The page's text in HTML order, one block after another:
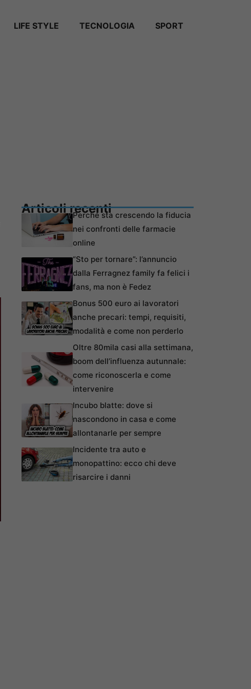
LIFE STYLE TECNOLOGIA SPORT
Articoli recentiPerché sta crescendo la fiducia
nei confronti delle farmacie
online
“Sto per tornare”: l’annuncio
dalla Ferragnez family fa felici i
fans, ma non è Fedez
Bonus 500 euro ai lavoratori
anche precari: tempi, requisiti,
modalità e come non perderlo
Oltre 80mila casi alla settimana,
boom dell’influenza autunnale:
come riconoscerla e come
intervenire
Incubo blatte: dove si
nascondono in casa e come
allontanarle per sempre
Incidente tra auto e
monopattino: ecco chi deve
risarcire i danni